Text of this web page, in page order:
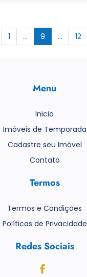
1 ... 9(current)
... 12
Menu
Inicio
Imóveis de Temporada
Cadastre seu Imóvel
Contato
Termos
Termos e Condições
Políticas de Privacidade
Redes Sociais